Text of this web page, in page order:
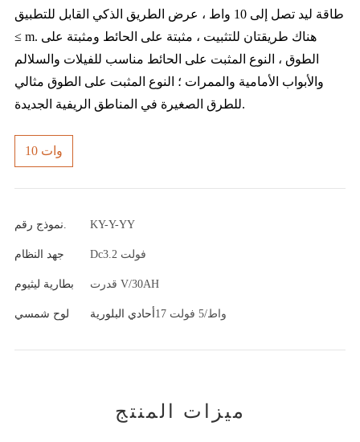
طاقة ليد تصل إلى 10 واط ، عرض الطريق الذكي القابل للتطبيق
≤ m. هناك طريقتان للتثبيت ، مثبتة على الحائط ومثبتة على
الطوق ، النوع المثبت على الحائط مناسب للفيلات والسلالم
والأبواب الأمامية والممرات ؛ النوع المثبت على الطوق مثالي
للطرق الصغيرة في المناطق الريفية الجديدة.
10 وات
نموذج رقم. KY-Y-YY
جهد النظام Dc3.2 فولت
بطارية ليثيوم قدرت V/30AH
لوح شمسي أحادي البلورية 17 واط/5 فولت
ميزات المنتج